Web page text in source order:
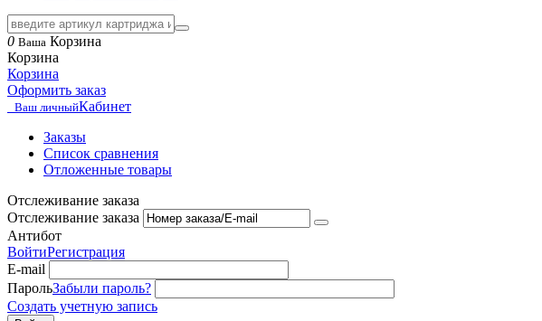
0 Ваша Корзина
Корзина
Корзина
Оформить заказ
Ваш личныйКабинет
Заказы
Список сравнения
Отложенные товары
Отслеживание заказа
Отслеживание заказа
Антибот
ВойтиРегистрация
E-mail
ПарольЗабыли пароль?
Создать учетную запись